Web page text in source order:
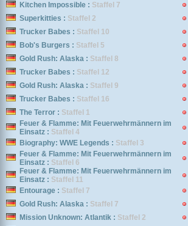
Kitchen Impossible : Staffel 7
Superkitties : Staffel 2
Trucker Babes : Staffel 10
Bob's Burgers : Staffel 5
Gold Rush: Alaska : Staffel 8
Trucker Babes : Staffel 12
Gold Rush: Alaska : Staffel 9
Trucker Babes : Staffel 16
The Terror : Staffel 1
Feuer & Flamme: Mit Feuerwehrmännern im
Einsatz : Staffel 4
Biography: WWE Legends : Staffel 3
Feuer & Flamme: Mit Feuerwehrmännern im
Einsatz : Staffel 6
Feuer & Flamme: Mit Feuerwehrmännern im
Einsatz : Staffel 11
Entourage : Staffel 7
Gold Rush: Alaska : Staffel 7
Mission Unknown: Atlantik : Staffel 2